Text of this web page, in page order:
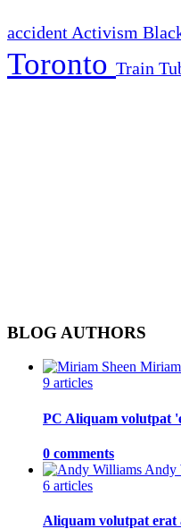
accident Activism
Toronto Train
BLOG AUTHORS
9 articles
PC Aliquam volutpat
0 comments
Andy
6 articles
Aliquam volutpat erat